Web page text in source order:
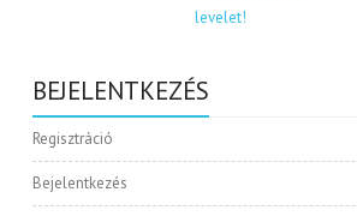
BEJELENTKEZÉS
Regisztráció
Bejelentkezés